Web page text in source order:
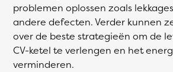
problemen oplossen zoals
andere defecten. Verder kunnen
over de beste strategieën om de
CV-ketel te verlengen en het
verminderen.